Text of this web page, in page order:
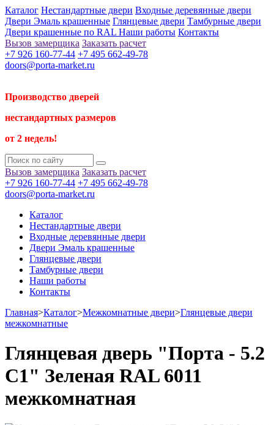
Каталог Нестандартные двери Входные деревянные двери
Двери Эмаль крашенные Глянцевые двери Тамбурные двери
Двери крашенные по RAL Наши работы Контакты
Вызов замерщика Заказать расчет
+7 926 160-77-44 +7 495 662-49-78
doors@porta-market.ru
Производство дверей
нестандартных размеров
от 2 недель!
Вызов замерщика Заказать расчет
+7 926 160-77-44 +7 495 662-49-78
doors@porta-market.ru
Каталог
Нестандартные двери
Входные деревянные двери
Двери Эмаль крашенные
Глянцевые двери
Тамбурные двери
Наши работы
Контакты
Главная>Каталог>Межкомнатные двери>Глянцевые двери
межкомнатные
Глянцевая дверь "Порта - 5.2
С1" Зеленая RAL 6011
межкомнатная